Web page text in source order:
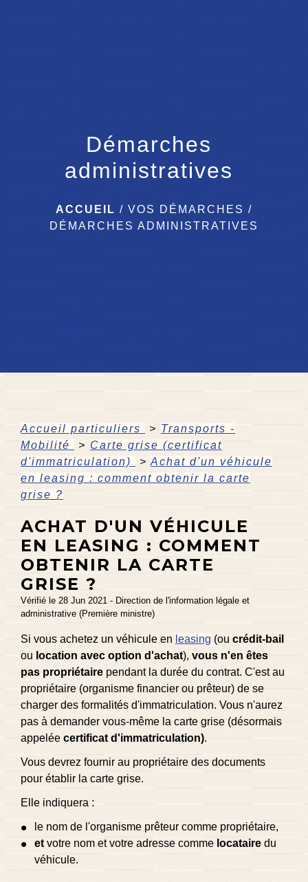
Démarches
administratives
ACCUEIL / VOS DÉMARCHES /
DÉMARCHES ADMINISTRATIVES
Accueil particuliers > Transports -
Mobilité > Carte grise (certificat
d'immatriculation) > Achat d'un véhicule
en leasing : comment obtenir la carte
grise ?
ACHAT D'UN VÉHICULE
EN LEASING : COMMENT
OBTENIR LA CARTE
GRISE ?
Vérifié le 28 Jun 2021 - Direction de l'information légale et
administrative (Première ministre)
Si vous achetez un véhicule en leasing(oucrédit-bail
oulocation avec option d'achat),vous n'en êtes
pas propriétairependant la durée du contrat. C'est au
propriétaire (organisme financier ou prêteur) de se
charger des formalités d'immatriculation. Vous n'aurez
pas à demander vous-même la carte grise (désormais
appeléecertificat d'immatriculation).
Vous devrez fournir au propriétaire des documents
pour établir la carte grise.
Elle indiquera :
le nom de l'organisme prêteur comme propriétaire,
etvotre nom et votre adresse commelocatairedu
véhicule.